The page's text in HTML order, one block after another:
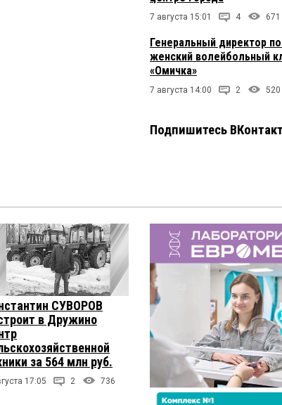
7 августа 15:01 4 671
Генеральный директор
женский волейбольный
«Омичка»
7 августа 14:00 2 520
Подпишитесь
СУВОРОВ
в Дружино
за 564 млн руб.
17:05 2 736